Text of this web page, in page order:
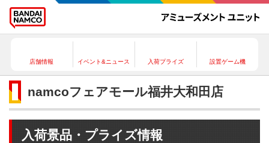
店舗情報 イベント&ニュース 入荷プライズ 設置ゲーム機
namcoフェアモール福井大和田店
入荷景品・プライズ情報